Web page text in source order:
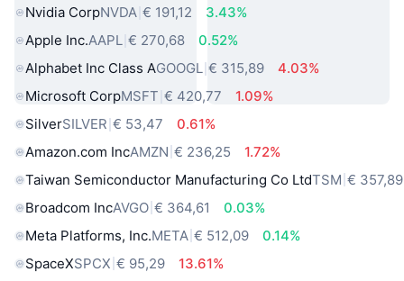
Nvidia CorpNVDA € 191,12
3.43%
Apple Inc.AAPL € 270,68
0.52%
Alphabet Inc Class AGOOGL € 315,89
4.03%
Microsoft CorpMSFT € 420,77
1.09%
SilverSILVER € 53,47
0.61%
Amazon.com IncAMZN € 236,25
1.72%
Taiwan Semiconductor Manufacturing Co LtdTSM € 357,89
Broadcom IncAVGO € 364,61
0.03%
Meta Platforms, Inc.META € 512,09
0.14%
SpaceXSPCX € 95,29
13.61%